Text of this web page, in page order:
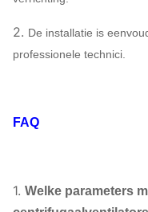
2. De installatie is
professionele technici.
FAQ
1. Welke parameters